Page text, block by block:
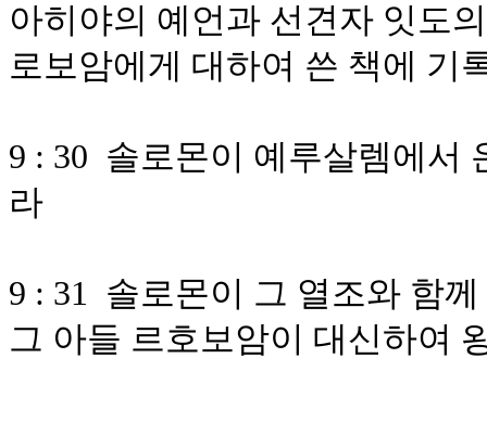
아히야의 예언과 선견자 잇도
로보암에게 대하여 쓴 책에 기
9 : 30 솔로몬이 예루살렘에서
라
9 : 31 솔로몬이 그 열조와 함
그 아들 르호보암이 대신하여